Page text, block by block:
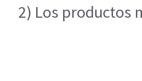
2) Los productos